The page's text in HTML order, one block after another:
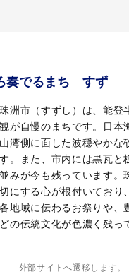
奏でるまち すず
洲市（すずし）は、能登
が自慢のまちです。日本
湾側に面した波穏やか
。また、市内には黒瓦と
みが今も残っています。
にする心が根付いており
地域に伝わるお祭りや、
の伝統文化が色濃く残っ
外部サイトへ遷移します。